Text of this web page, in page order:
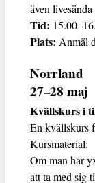
även
Tid:
Plats: Anmäl
Norrland
27–28 maj
Kvällskurs i
En kvällskurs
Kursmaterial:
Om man har
att ta med sig